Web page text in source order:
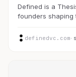
Defined is a
founders shaping
definedvc.com·